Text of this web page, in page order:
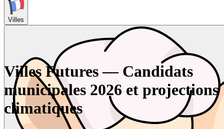
Villes
Villes Futures — Candidats
municipales 2026 et projections
climatiques